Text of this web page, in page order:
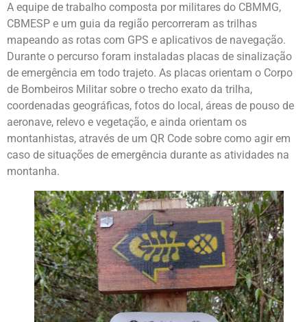
A equipe de trabalho composta por militares do CBMMG,
CBMESP e um guia da região percorreram as trilhas
mapeando as rotas com GPS e aplicativos de navegação.
Durante o percurso foram instaladas placas de sinalização
de emergência em todo trajeto. As placas orientam o Corpo
de Bombeiros Militar sobre o trecho exato da trilha,
coordenadas geográficas, fotos do local, áreas de pouso de
aeronave, relevo e vegetação, e ainda orientam os
montanhistas, através de um QR Code sobre como agir em
caso de situações de emergência durante as atividades na
montanha.